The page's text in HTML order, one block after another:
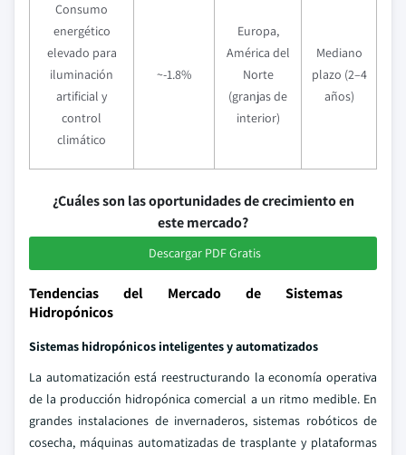
Consumo
energético
elevado para
iluminación
artificial y
control
climático
~-1.8%
Europa,
América del
Norte
(granjas de
interior)
Mediano
plazo (2–4
años)
¿Cuáles son las oportunidades de crecimiento en
este mercado?
Descargar PDF Gratis
Tendencias del Mercado de Sistemas
Hidropónicos
Sistemas hidropónicos inteligentes y automatizados
La automatización está reestructurando la economía operativa
de la producción hidropónica comercial a un ritmo medible. En
grandes instalaciones de invernaderos, sistemas robóticos de
cosecha, máquinas automatizadas de trasplante y plataformas